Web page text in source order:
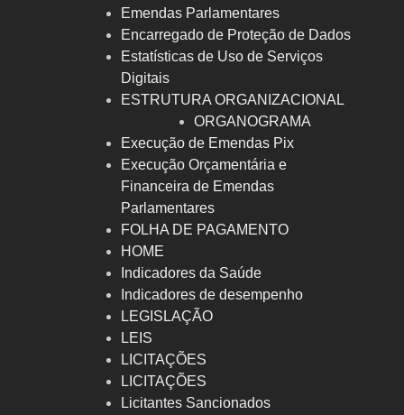
Emendas Parlamentares
Encarregado de Proteção de Dados
Estatísticas de Uso de Serviços
Digitais
ESTRUTURA ORGANIZACIONAL
ORGANOGRAMA
Execução de Emendas Pix
Execução Orçamentária e
Financeira de Emendas
Parlamentares
FOLHA DE PAGAMENTO
HOME
Indicadores da Saúde
Indicadores de desempenho
LEGISLAÇÃO
LEIS
LICITAÇÕES
LICITAÇÕES
Licitantes Sancionados